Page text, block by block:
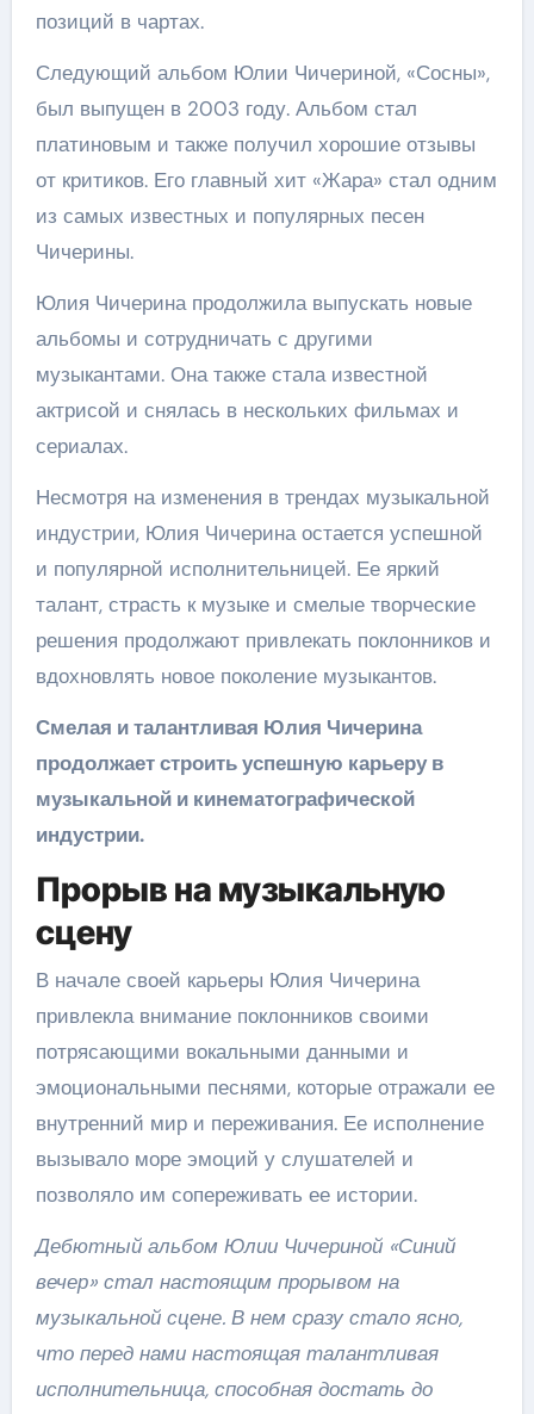
позиций в чартах.
Следующий альбом Юлии Чичериной, «Сосны»,
был выпущен в 2003 году. Альбом стал
платиновым и также получил хорошие отзывы
от критиков. Его главный хит «Жара» стал одним
из самых известных и популярных песен
Чичерины.
Юлия Чичерина продолжила выпускать новые
альбомы и сотрудничать с другими
музыкантами. Она также стала известной
актрисой и снялась в нескольких фильмах и
сериалах.
Несмотря на изменения в трендах музыкальной
индустрии, Юлия Чичерина остается успешной
и популярной исполнительницей. Ее яркий
талант, страсть к музыке и смелые творческие
решения продолжают привлекать поклонников и
вдохновлять новое поколение музыкантов.
Смелая и талантливая Юлия Чичерина
продолжает строить успешную карьеру в
музыкальной и кинематографической
индустрии.
Прорыв на музыкальную
сцену
В начале своей карьеры Юлия Чичерина
привлекла внимание поклонников своими
потрясающими вокальными данными и
эмоциональными песнями, которые отражали ее
внутренний мир и переживания. Ее исполнение
вызывало море эмоций у слушателей и
позволяло им сопереживать ее истории.
Дебютный альбом Юлии Чичериной «Синий
вечер» стал настоящим прорывом на
музыкальной сцене. В нем сразу стало ясно,
что перед нами настоящая талантливая
исполнительница, способная достать до